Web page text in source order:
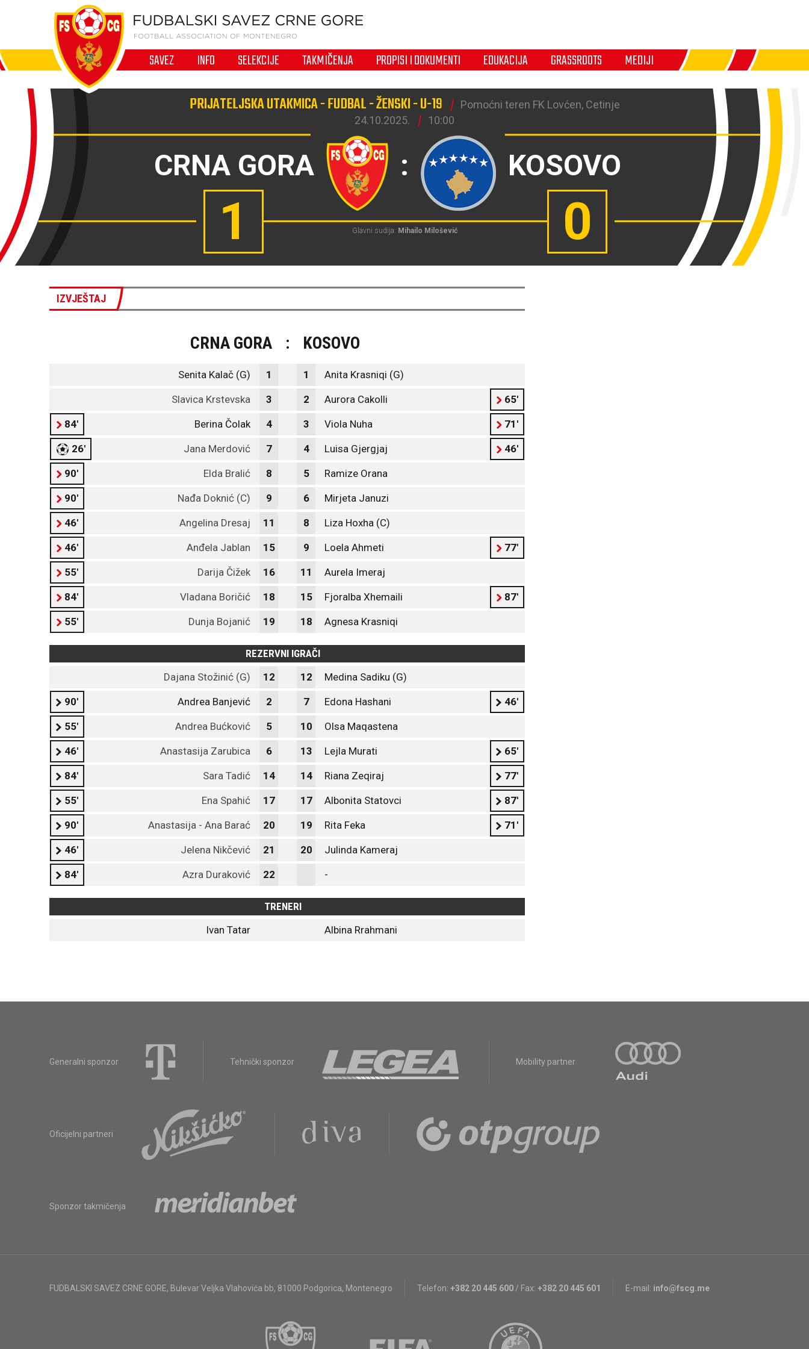
SAVEZ INFO SELEKCIJE TAKMIČENJA PROPISI I DOKUMENTI EDUKACIJA GRASSROOTS MEDIJI
PRIJATELJSKA UTAKMICA - FUDBAL - ŽENSKI - U-19
Pomoćni teren FK Lovćen, Cetinje
24.10.2025.
10:00
CRNA GORA : KOSOVO
1 0
Glavni sudija: Mihailo Milošević
IZVJEŠTAJ
CRNA GORA : KOSOVO
Senita Kalač (G) 1 1 Anita Krasniqi (G)
Slavica Krstevska 3 2 Aurora Cakolli 65'
84' Berina Čolak 4 3 Viola Nuha 71'
26' Jana Merdović 7 4 Luisa Gjergjaj 46'
90' Elda Bralić 8 5 Ramize Orana
90' Nađa Doknić (C) 9 6 Mirjeta Januzi
46' Angelina Dresaj 11 8 Liza Hoxha (C)
46' Anđela Jablan 15 9 Loela Ahmeti 77'
55' Darija Čižek 16 11 Aurela Imeraj
84' Vladana Boričić 18 15 Fjoralba Xhemaili 87'
55' Dunja Bojanić 19 18 Agnesa Krasniqi
REZERVNI IGRAČI
Dajana Stožinić (G)
12 12 Medina Sadiku (G)
90' Andrea Banjević 2 7 Edona Hashani 46'
55' Andrea Bućković 5 10 Olsa Maqastena
46' Anastasija Zarubica 6 13 Lejla Murati 65'
84' Sara Tadić 14 14 Riana Zeqiraj 77'
55' Ena Spahić 17 17 Albonita Statovci 87'
90' Anastasija - Ana Barać 20 19 Rita Feka 71'
46' Jelena Nikčević 21 20 Julinda Kameraj
84' Azra Duraković 22 -
TRENERI
Ivan Tatar
Albina Rrahmani
Generalni sponzor Tehnički sponzor Mobility partner
Oficijelni partneri
Sponzor takmičenja
FUDBALSKI SAVEZ CRNE GORE, Bulevar Veljka Vlahovića bb, 81000 Podgorica, Montenegro Telefon: +382 20 445 600 / Fax: +382 20 445 601 E-mail: info@fscg.me